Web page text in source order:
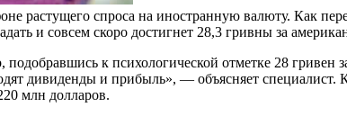
растущего спроса на иностранную валюту. Как
и совсем скоро достигнет 28,3 гривны за
подобравшись к психологической отметке 28
дивиденды и прибыль», — объясняет специалист.
млн долларов.